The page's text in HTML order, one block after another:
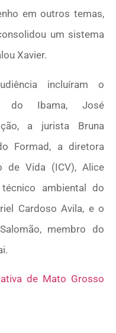
em outros temas,
um sistema
Xavier.
incluíram o
do Ibama, José
a jurista Bruna
Formad, a diretora
de Vida (ICV), Alice
ambiental do
Cardoso Avila, e o
membro do
de Mato Grosso